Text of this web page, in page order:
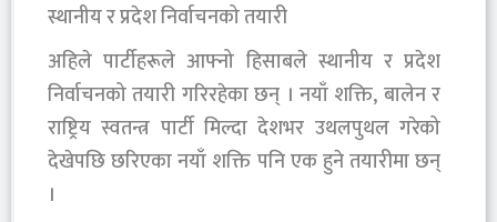
स्थानीय र प्रदेश निर्वाचनको तयारी
अहिले पार्टीहरूले आफ्नो हिसाबले स्थानीय र प्रदेश
निर्वाचनको तयारी गरिरहेका छन् । नयाँ शक्ति, बालेन र
राष्ट्रिय स्वतन्त्र पार्टी मिल्दा देशभर उथलपुथल गरेको
देखेपछि छरिएका नयाँ शक्ति पनि एक हुने तयारीमा छन्
।